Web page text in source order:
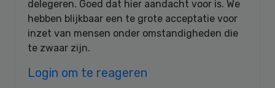
delegeren. Goed dat hier aandacht voor is. We
hebben blijkbaar een te grote acceptatie voor
inzet van mensen onder omstandigheden die
te zwaar zijn.
Login om te reageren